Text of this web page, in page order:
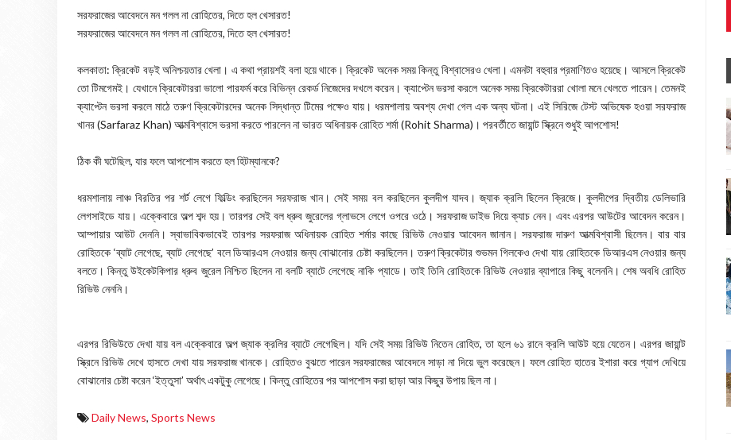
সরফরাজের আবেদনে মন গলল না রোহিতের, দিতে হল খেসারত!
সরফরাজের আবেদনে মন গলল না রোহিতের, দিতে হল খেসারত!
কলকাতা: ক্রিকেট বড়ই অনিশ্চয়তার খেলা। এ কথা প্রায়শই বলা হয়ে থাকে। ক্রিকেট অনেক সময় কিন্তু বিশ্বাসেরও খেলা। এমনটা বহুবার প্রমাণিতও হয়েছে। আসলে ক্রিকেট
তো টিমগেমই। যেখানে ক্রিকেটাররা ভালো পারফর্ম করে বিভিন্ন রেকর্ড নিজেদের দখলে করেন। ক্যাপ্টেন ভরসা করলে অনেক সময় ক্রিকেটাররা খোলা মনে খেলতে পারেন। তেমনই
ক্যাপ্টেন ভরসা করলে মাঠে তরুণ ক্রিকেটারদের অনেক সিদ্ধান্ত টিমের পক্ষেও যায়। ধরমশালায় অবশ্য দেখা গেল এক অন্য ঘটনা। এই সিরিজে টেস্ট অভিষেক হওয়া সরফরাজ
খানর (Sarfaraz Khan) আত্মবিশ্বাসে ভরসা করতে পারলেন না ভারত অধিনায়ক রোহিত শর্মা (Rohit Sharma)। পরবর্তীতে জায়ান্ট স্ক্রিনে শুধুই আপশোস!
ঠিক কী ঘটেছিল, যার ফলে আপশোস করতে হল হিটম্যানকে?
ধরমশালায় লাঞ্চ বিরতির পর শর্ট লেগে ফিল্ডিং করছিলেন সরফরাজ খান। সেই সময় বল করছিলেন কুলদীপ যাদব। জ্যাক ক্রলি ছিলেন ক্রিজে। কুলদীপের দ্বিতীয় ডেলিভারি
লেগসাইডে যায়। এক্কেবারে অল্প শব্দ হয়। তারপর সেই বল ধ্রুব জুরেলের গ্লাভসে লেগে ওপরে ওঠে। সরফরাজ ডাইভ দিয়ে ক্যাচ নেন। এবং এরপর আউটের আবেদন করেন।
আম্পায়ার আউট দেননি। স্বাভাবিকভাবেই তারপর সরফরাজ অধিনায়ক রোহিত শর্মার কাছে রিভিউ নেওয়ার আবেদন জানান। সরফরাজ দারুণ আত্মবিশ্বাসী ছিলেন। বার বার
রোহিতকে ‘ব্যাট লেগেছে, ব্যাট লেগেছে’ বলে ডিআরএস নেওয়ার জন্য বোঝানোর চেষ্টা করছিলেন। তরুণ ক্রিকেটার শুভমন গিলকেও দেখা যায় রোহিতকে ডিআরএস নেওয়ার জন্য
বলতে। কিন্তু উইকেটকিপার ধ্রুব জুরেল নিশ্চিত ছিলেন না বলটি ব্যাটে লেগেছে নাকি প্যাডে। তাই তিনি রোহিতকে রিভিউ নেওয়ার ব্যাপারে কিছু বলেননি। শেষ অবধি রোহিত
রিভিউ নেননি।
এরপর রিভিউতে দেখা যায় বল এক্কেবারে অল্প জ্যাক ক্রলির ব্যাটে লেগেছিল। যদি সেই সময় রিভিউ নিতেন রোহিত, তা হলে ৬১ রানে ক্রলি আউট হয়ে যেতেন। এরপর জায়ান্ট
স্ক্রিনে রিভিউ দেখে হাসতে দেখা যায় সরফরাজ খানকে। রোহিতও বুঝতে পারেন সরফরাজের আবেদনে সাড়া না দিয়ে ভুল করেছেন। ফলে রোহিত হাতের ইশারা করে গ্যাপ দেখিয়ে
বোঝানোর চেষ্টা করেন ‘ইত্তুসা’ অর্থাৎ একটুকু লেগেছে। কিন্তু রোহিতের পর আপশোস করা ছাড়া আর কিছুর উপায় ছিল না।
Daily News, Sports News